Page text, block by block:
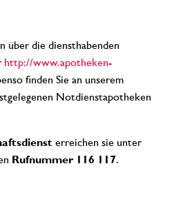
über die diensthabenden
http://www.apotheken-
finden Sie an unserem
Notdienstapotheken
erreichen sie unter
Rufnummer 116 117.